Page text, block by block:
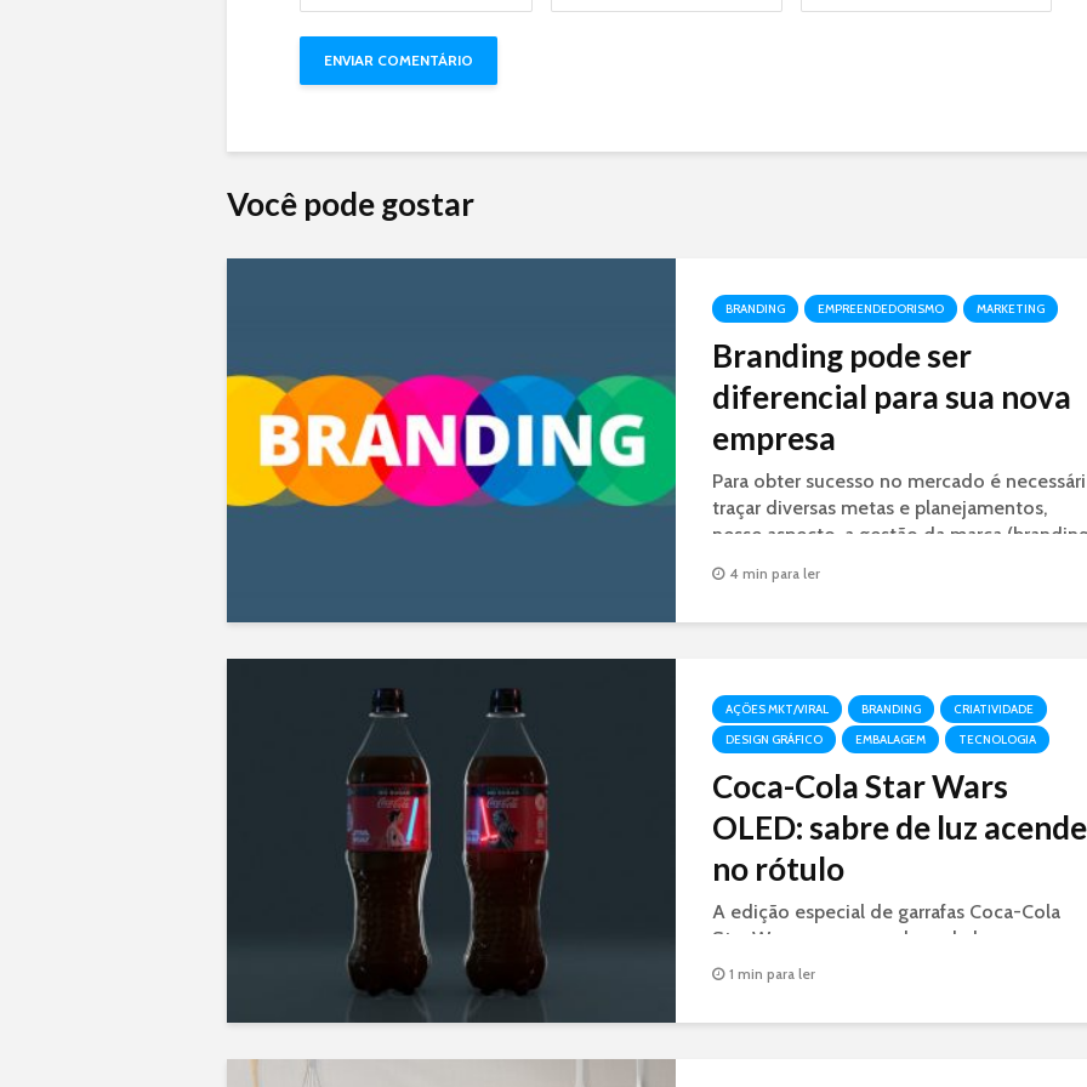
Você pode gostar
BRANDING EMPREENDEDORISMO MARKETING
Branding pode ser
diferencial para sua nova
empresa
Para obter sucesso no mercado é
traçar diversas metas e planejamentos,
nesse aspecto, a gestão da marca
pode funcionar como um guia.
4 min para ler
AÇÕES MKT/VIRAL BRANDING
CRIATIVIDADE
DESIGN GRÁFICO
EMBALAGEM TECNOLOGIA
Coca-Cola Star Wars
OLED: sabre de luz acende
no rótulo
A edição especial de garrafas Coca-Cola
Star Wars, possuem sabres de luz nas cores
azul e vermelho que ficam iluminados
1 min para ler